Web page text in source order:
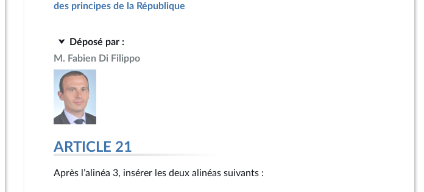
des principes de la République
Déposé par :
M. Fabien Di Filippo
ARTICLE 21
Après l’alinéa 3, insérer les deux alinéas suivants :